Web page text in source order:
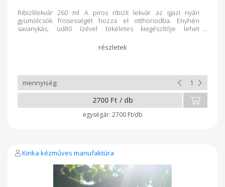
Ribizlilekvár 260 ml A piros ribizli lekvár az igazi nyári
gyümölcsök frissességét hozza el otthonodba. Enyhén
savanykás, üdítő ízével tökéletes kiegészítője lehet
Kézműves eljárással készül, hogy a ribizli természetes
zamatát teljesen megőrizze. Főbb jellemzők: 100% friss piros
választás reggelire, desszertekhez.
2700 Ft / db
2700 Ft/db
Kinka kézműves manufaktúra